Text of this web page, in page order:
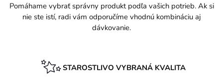
Pomáhame vybrať správny produkt podľa vašich potrieb. Ak si
nie ste istí, radi vám odporučíme vhodnú kombináciu aj
dávkovanie.
STAROSTLIVO VYBRANÁ KVALITA